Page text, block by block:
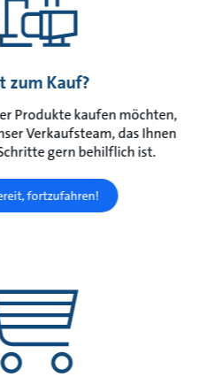
zum Kauf?
Produkte kaufen möchten,
Verkaufsteam, das Ihnen
gern behilflich ist.
fortzufahren!